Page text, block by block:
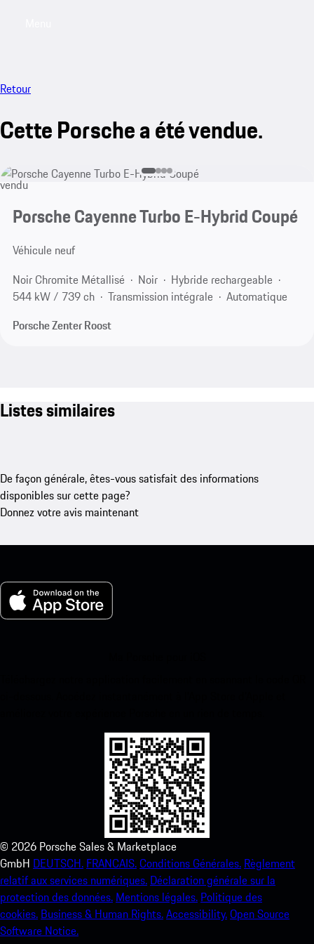
Retour
Cette Porsche a été vendue.
vendu
Porsche Cayenne Turbo E-Hybrid Coupé
Véhicule neuf
Noir Chromite Métallisé
Noir
Hybride rechargeable
544 kW / 739 ch
Transmission intégrale
Automatique
Porsche Zenter Roost
Listes similaires
De façon générale, êtes-vous satisfait des informations
disponibles sur cette page?
Donnez votre avis maintenant
© 2026 Porsche Sales & Marketplace
GmbH DEUTSCH. FRANCAIS.Conditions Générales. Règlement
relatif aux services numériques. Déclaration générale sur la
protection des données. Mentions légales. Politique des
cookies. Business & Human Rights.Accessibility.Open Source
Software Notice.